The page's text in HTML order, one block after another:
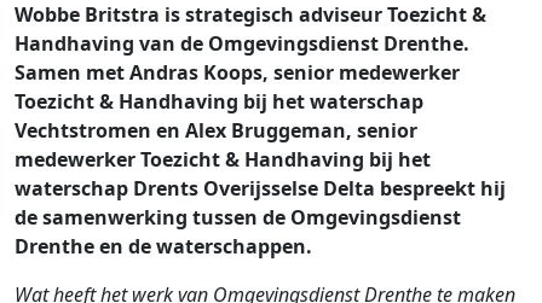
Wobbe Britstra is strategisch adviseur Toezicht &
Handhaving van de Omgevingsdienst Drenthe.
Samen met Andras Koops, senior medewerker
Toezicht & Handhaving bij het waterschap
Vechtstromen en Alex Bruggeman, senior
medewerker Toezicht & Handhaving bij het
waterschap Drents Overijsselse Delta bespreekt hij
de samenwerking tussen de Omgevingsdienst
Drenthe en de waterschappen.
Wat heeft het werk van Omgevingsdienst Drenthe te maken